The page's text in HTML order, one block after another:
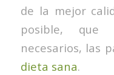
de la mejor
posible, que
necesarios, las
dieta sana.